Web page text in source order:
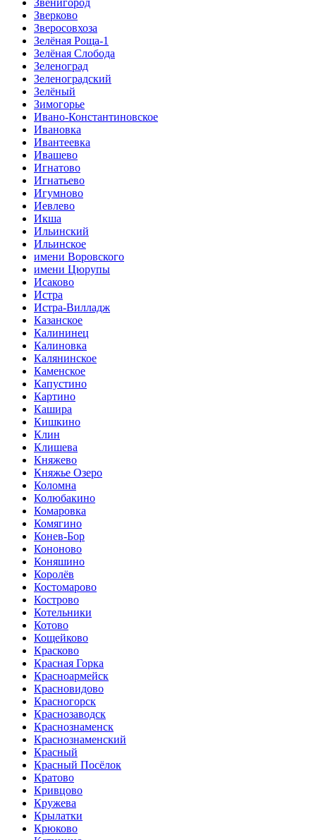
Звенигород
Зверково
Зверосовхоза
Зелёная Роща-1
Зелёная Слобода
Зеленоград
Зеленоградский
Зелёный
Зимогорье
Ивано-Константиновское
Ивановка
Ивантеевка
Ивашево
Игнатово
Игнатьево
Игумново
Иевлево
Икша
Ильинский
Ильинское
имени Воровского
имени Цюрупы
Исаково
Истра
Истра-Вилладж
Казанское
Калининец
Калиновка
Калянинское
Каменское
Капустино
Картино
Кашира
Кишкино
Клин
Клишева
Княжево
Княжье Озеро
Коломна
Колюбакино
Комаровка
Комягино
Конев-Бор
Кононово
Коняшино
Королёв
Костомарово
Кострово
Котельники
Котово
Кощейково
Красково
Красная Горка
Красноармейск
Красновидово
Красногорск
Краснозаводск
Краснознаменск
Краснознаменский
Красный
Красный Посёлок
Кратово
Кривцово
Кружева
Крылатки
Крюково